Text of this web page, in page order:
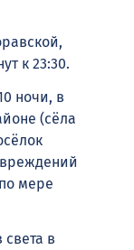
к 23:30.
ночи, в
(сёла
мере
света в